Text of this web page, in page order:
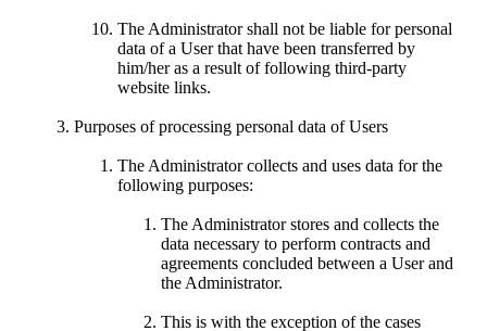
The Administrator shall not be liable for personal
data of a User that have been transferred by
him/her as a result of following third-party
website links.
Purposes of processing personal data of Users
The Administrator collects and uses data for the
following purposes:
The Administrator stores and collects the
data necessary to perform contracts and
agreements concluded between a User and
the Administrator.
This is with the exception of the cases